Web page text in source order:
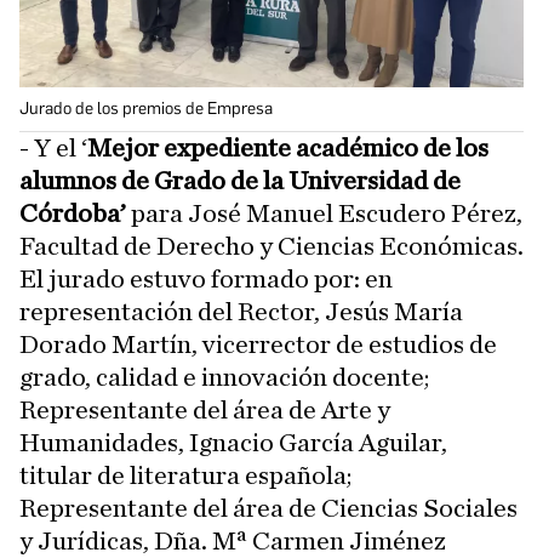
Jurado de los premios de Empresa
- Y el ‘Mejor expediente académico de los
alumnos de Grado de la Universidad de
Córdoba’para José Manuel Escudero Pérez,
Facultad de Derecho y Ciencias Económicas.
El jurado estuvo formado por: en
representación del Rector, Jesús María
Dorado Martín, vicerrector de estudios de
grado, calidad e innovación docente;
Representante del área de Arte y
Humanidades, Ignacio García Aguilar,
titular de literatura española;
Representante del área de Ciencias Sociales
y Jurídicas, Dña. Mª Carmen Jiménez